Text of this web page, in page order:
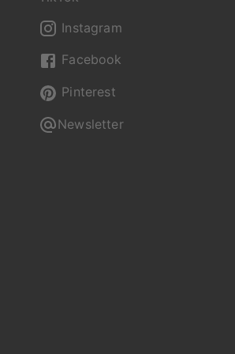
20:00 Uhr unter +49 (0) 2236 329
Instagram
Facebook
Pinterest
Newsletter